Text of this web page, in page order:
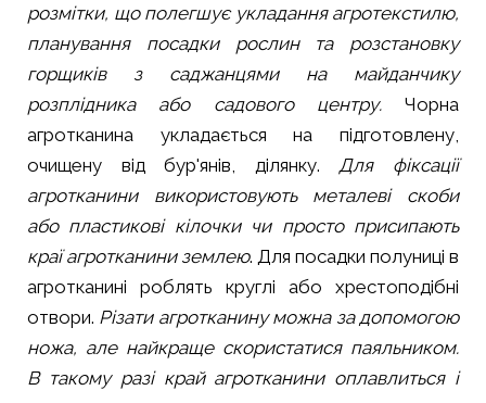
розмітки, що полегшує укладання агротекстилю,
планування посадки рослин та розстановку
горщиків з саджанцями на майданчику
розплідника або садового центру.Чорна
агротканина укладається на підготовлену,
очищену від бур'янів, ділянку. Для фіксації
агротканини використовують металеві скоби
або пластикові кілочки чи просто присипають
краї агротканини землею. Для посадки полуниці в
агротканині роблять круглі або хрестоподібні
отвори. Різати агротканину можна за допомогою
ножа, але найкраще скористатися паяльником.
В такому разі край агротканини оплавлиться і